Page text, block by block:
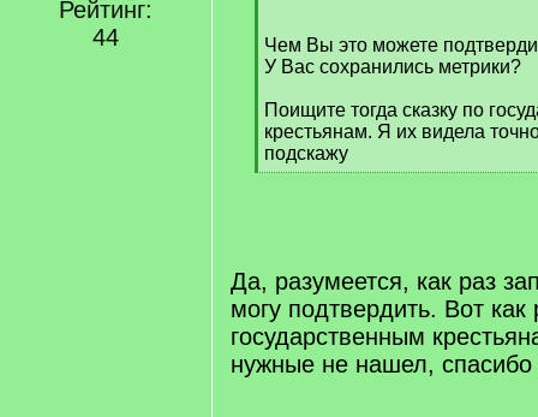
Рейтинг:
44
]
Чем Вы это можете
У Вас сохранились метрики?
Поищите тогда сказку по
крестьянам. Я их видела
подскажу
[
Да, разумеется, как раз
могу подтвердить. Вот как
государственным
нужные не нашел, спасибо